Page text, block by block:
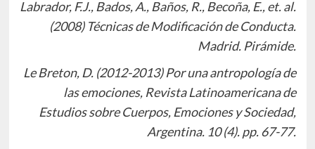
Labrador, F.J., Bados, A., Baños, R., Becoña, E., et. al.
(2008) Técnicas de Modificación de Conducta.
Madrid. Pirámide.
Le Breton, D. (2012-2013) Por una antropología de
las emociones, Revista Latinoamericana de
Estudios sobre Cuerpos, Emociones y Sociedad,
Argentina. 10 (4). pp. 67-77.